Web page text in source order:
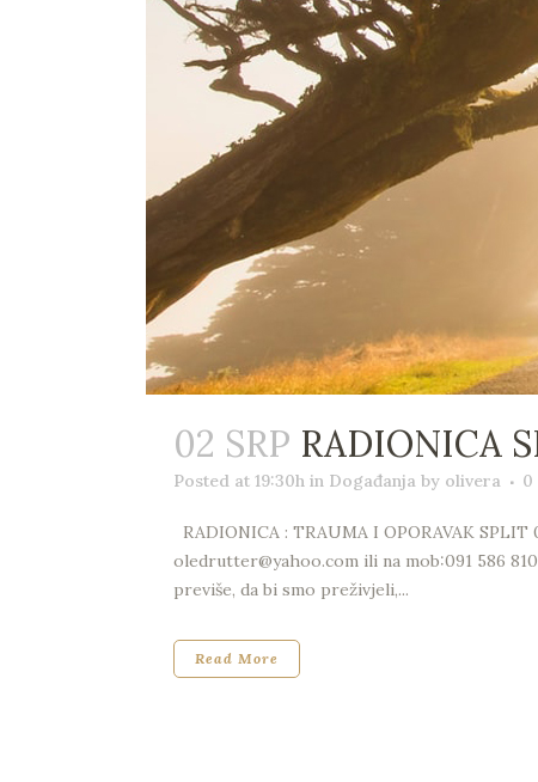
02 SRP RADIONICA
Posted at 19:30h in Događanja by olivera 0
RADIONICA : TRAUMA I OPORAVAK
oledrutter@yahoo.com ili na mob:091 586
previše, da bi smo preživjeli,...
Read More